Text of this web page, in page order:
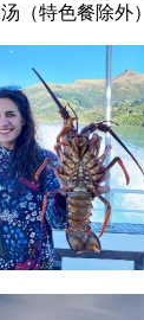
（特色餐除外）